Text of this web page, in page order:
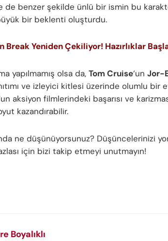
de benzer şekilde ünlü bir ismin bu
bir beklenti oluşturdu.
Break Yeniden Çekiliyor! Hazırlıklar
yapılmamış olsa da, Tom Cruise‘un Jor-
ve izleyici kitlesi üzerinde olumlu bir
aksiyon filmlerindeki başarısı ve
kazandırabilir.
ne düşünüyorsunuz? Düşüncelerinizi
için bizi takip etmeyi unutmayın!
Boyalıklı